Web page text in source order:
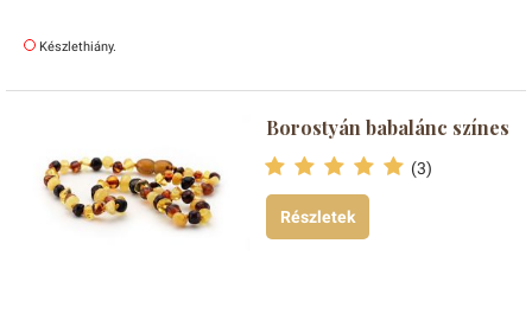
Készlethiány.
Borostyán babalánc színes
(3)
Részletek